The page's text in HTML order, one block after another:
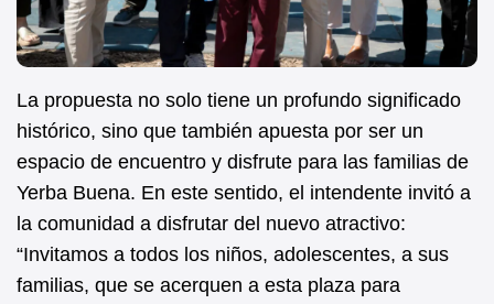
La propuesta no solo tiene un profundo significado
histórico, sino que también apuesta por ser un
espacio de encuentro y disfrute para las familias de
Yerba Buena. En este sentido, el intendente invitó a
la comunidad a disfrutar del nuevo atractivo:
“Invitamos a todos los niños, adolescentes, a sus
familias, que se acerquen a esta plaza para